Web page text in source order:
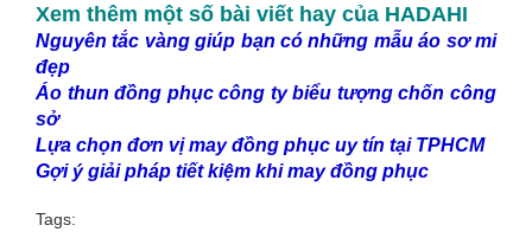
Xem thêm một số bài viết hay của HADAHI
Nguyên tắc vàng giúp bạn có những mẫu áo sơ mi
đẹp
Áo thun đồng phục công ty biểu tượng chốn công
sở
Lựa chọn đơn vị may đồng phục uy tín tại TPHCM
Gợi ý giải pháp tiết kiệm khi may đồng phục
Tags: